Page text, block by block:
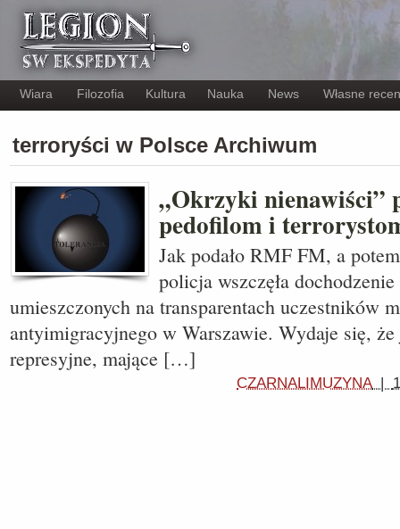
Wiara Filozofia Kultura Nauka News Własne
terroryści w Polsce Archiwum
„Okrzyki nienawiści”
pedofilom i
Jak podało RMF FM, a
policja wszczęła dochodzenie
umieszczonych na transparentach uczestników
antyimigracyjnego w Warszawie. Wydaje się, że
represyjne, mające […]
CZARNALIMUZYNA|